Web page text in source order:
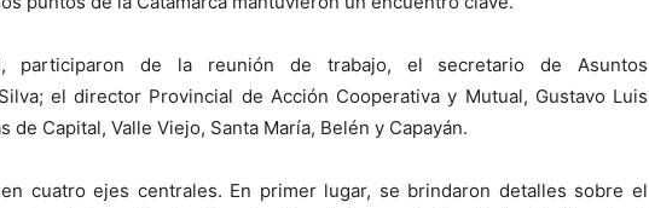
participaron de la reunión de trabajo, el secretario de Asuntos
el director Provincial de Acción Cooperativa y Mutual, Gustavo Luis
de Capital, Valle Viejo, Santa María, Belén y Capayán.
cuatro ejes centrales. En primer lugar, se brindaron detalles sobre el